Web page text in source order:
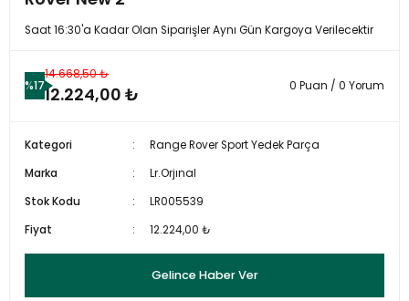
Saat 16:30'a Kadar Olan Siparişler Aynı Gün Kargoya Verilecektir
%17
14.668,50 ₺
12.224,00 ₺ 0 Puan / 0 Yorum
Kategori
Range Rover Sport Yedek Parça
Marka
Lr.Orjınal
Stok Kodu
LR005539
Fiyat
12.224,00 ₺
Gelince Haber Ver